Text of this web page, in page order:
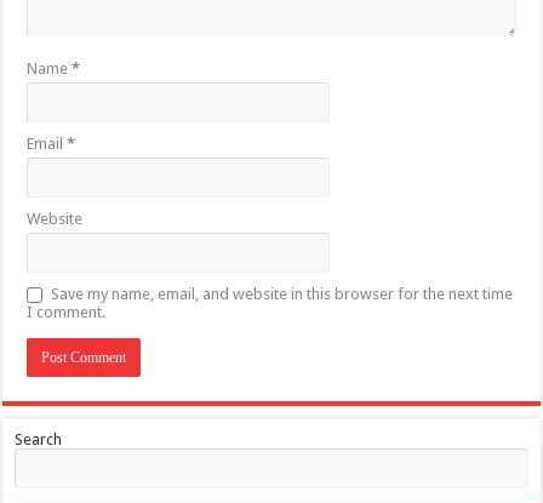
Name*
Email*
Website
Save my name, email, and website in this browser for the next time
I comment.
Search